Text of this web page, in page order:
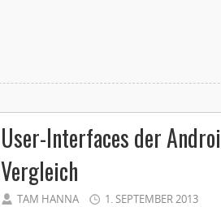
User-Interfaces der
Vergleich
TAM HANNA 1. SEPTEMBER 2013